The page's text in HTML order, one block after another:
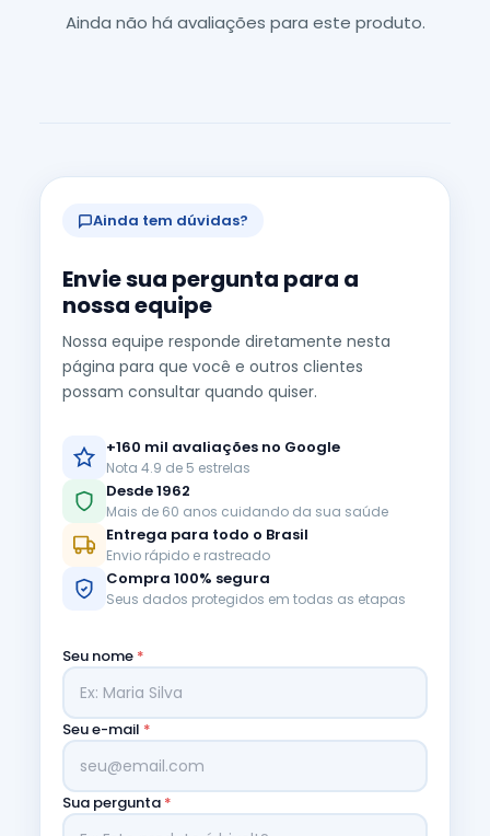
Ainda não há avaliações para este produto.
Ainda tem dúvidas?
Envie sua pergunta para a
nossa equipe
Nossa equipe responde diretamente nesta
página para que você e outros clientes
possam consultar quando quiser.
+160 mil avaliações no Google
Nota 4.9 de 5 estrelas
Desde 1962
Mais de 60 anos cuidando da sua saúde
Entrega para todo o Brasil
Envio rápido e rastreado
Compra 100% segura
Seus dados protegidos em todas as etapas
Seu nome *
Seu e-mail *
Sua pergunta *